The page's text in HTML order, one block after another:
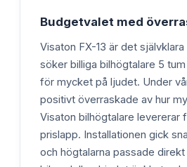
Budgetvalet med
Visaton FX-13 är det
söker billiga bilhögtalare 5
för mycket på ljudet. Under
positivt överraskade av hur
Visaton bilhögtalare levererar
prislapp. Installationen gick
och högtalarna passade